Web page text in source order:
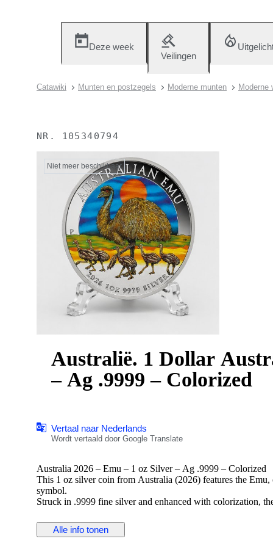
Deze week
Veilingen
Catawiki Munten en postzegels Moderne munten Moderne
NR. 105340794
Niet meer beschikbaar
Australië. 1 Dollar
– Ag .9999 – Colorized
Vertaal naar Nederlands
Wordt vertaald door Google Translate
Australia 2026 – Emu – 1 oz Silver – Ag .9999 – Colorized
This 1 oz silver coin from Australia (2026) features the
symbol.
Struck in .9999 fine silver and enhanced with colorization,
Details:
— Country: Australia
Alle info tonen